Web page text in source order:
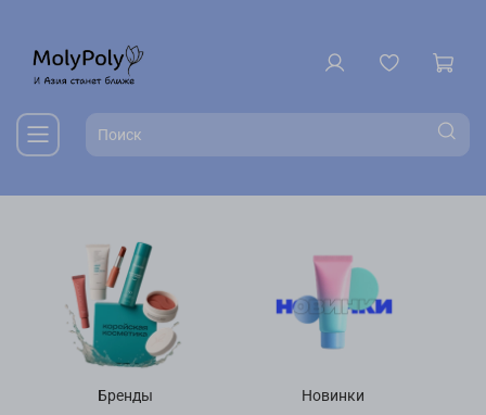
Бренды Новинки